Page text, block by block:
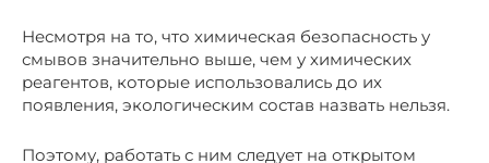
Несмотря на то, что химическая безопасность у
смывов значительно выше, чем у химических
реагентов, которые использовались до их
появления, экологическим состав назвать нельзя.
Поэтому, работать с ним следует на открытом